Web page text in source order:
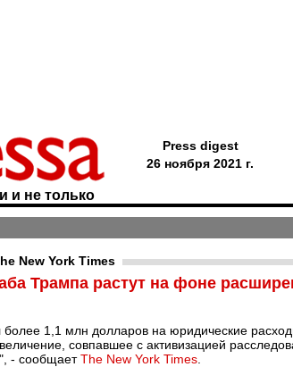
и не только
Press digest
26 ноября 2021 г.
New York Times
Трампа растут на фоне
1,1 млн долларов на юридические
совпавшее с активизацией
- сообщаетThe New York Times